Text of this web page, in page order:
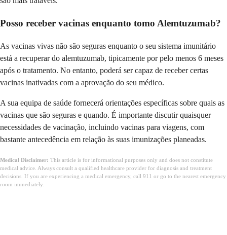
Posso receber vacinas enquanto tomo Alemtuzumab?
As vacinas vivas não são seguras enquanto o seu sistema imunitário
está a recuperar do alemtuzumab, tipicamente por pelo menos 6 meses
após o tratamento. No entanto, poderá ser capaz de receber certas
vacinas inativadas com a aprovação do seu médico.
A sua equipa de saúde fornecerá orientações específicas sobre quais as
vacinas que são seguras e quando. É importante discutir quaisquer
necessidades de vacinação, incluindo vacinas para viagens, com
bastante antecedência em relação às suas imunizações planeadas.
Medical Disclaimer: This article is for informational purposes only and does not constitute
medical advice. Always consult a qualified healthcare provider for diagnosis and treatment
decisions. If you are experiencing a medical emergency, call 911 or go to the nearest emergency
room immediately.